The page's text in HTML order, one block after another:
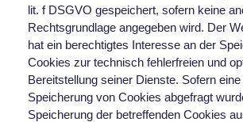
lit. f DSGVO gespeichert, sofern keine
Rechtsgrundlage angegeben wird. Der
hat ein berechtigtes Interesse an der
Cookies zur technisch fehlerfreien und
Bereitstellung seiner Dienste. Sofern
Speicherung von Cookies abgefragt
Speicherung der betreffenden Cookies